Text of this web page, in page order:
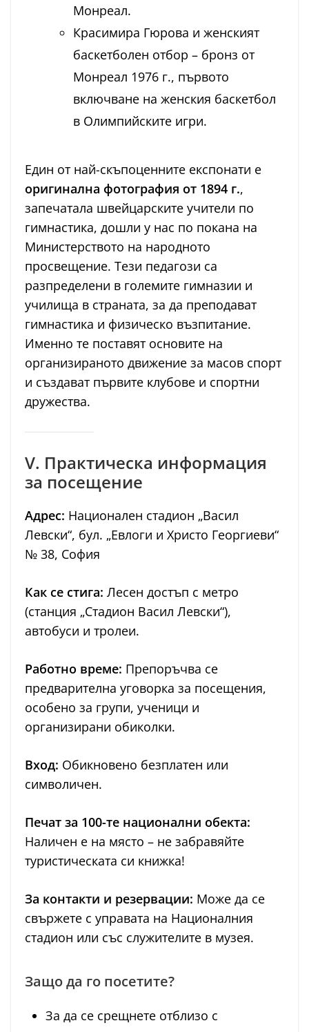
Монреал.
Красимира Гюрова и женският
баскетболен отбор – бронз от
Монреал 1976 г., първото
включване на женския баскетбол
в Олимпийските игри.
Един от най-скъпоценните експонати е
оригинална фотография от 1894 г.,
запечатала швейцарските учители по
гимнастика, дошли у нас по покана на
Министерството на народното
просвещение. Тези педагози са
разпределени в големите гимназии и
училища в страната, за да преподават
гимнастика и физическо възпитание.
Именно те поставят основите на
организираното движение за масов спорт
и създават първите клубове и спортни
дружества.
V. Практическа информация
за посещение
Адрес: Национален стадион „Васил
Левски“, бул. „Евлоги и Христо Георгиеви“
№ 38, София
Как се стига: Лесен достъп с метро
(станция „Стадион Васил Левски“),
автобуси и тролеи.
Работно време: Препоръчва се
предварителна уговорка за посещения,
особено за групи, ученици и
организирани обиколки.
Вход: Обикновено безплатен или
символичен.
Печат за 100-те национални обекта:
Наличен е на място – не забравяйте
туристическата си книжка!
За контакти и резервации: Може да се
свържете с управата на Националния
стадион или със служителите в музея.
Защо да го посетите?
За да се срещнете отблизо с